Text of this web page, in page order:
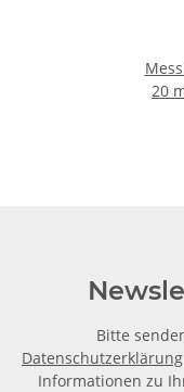
20
Bitte
Datenschutzerklärung
Informationen zu